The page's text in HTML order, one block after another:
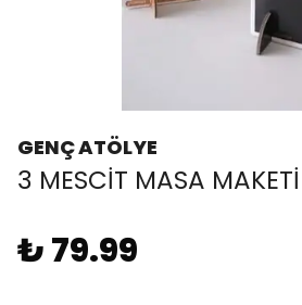
GENÇ ATÖLYE
3 MESCİT MASA MAKETİ
₺ 79.99